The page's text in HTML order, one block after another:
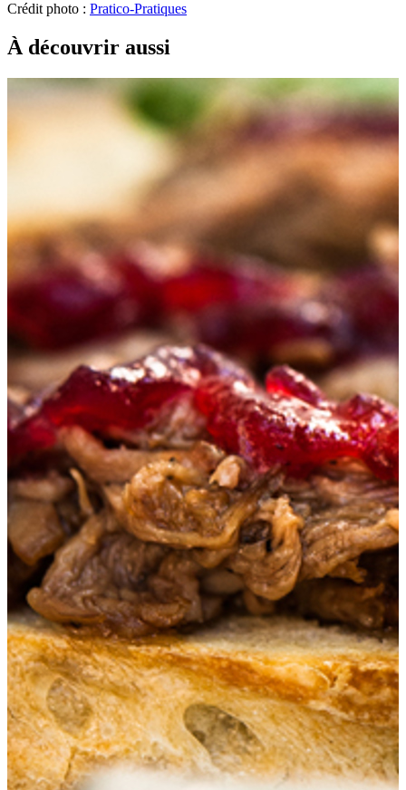
Crédit photo : Pratico-Pratiques
À découvrir aussi